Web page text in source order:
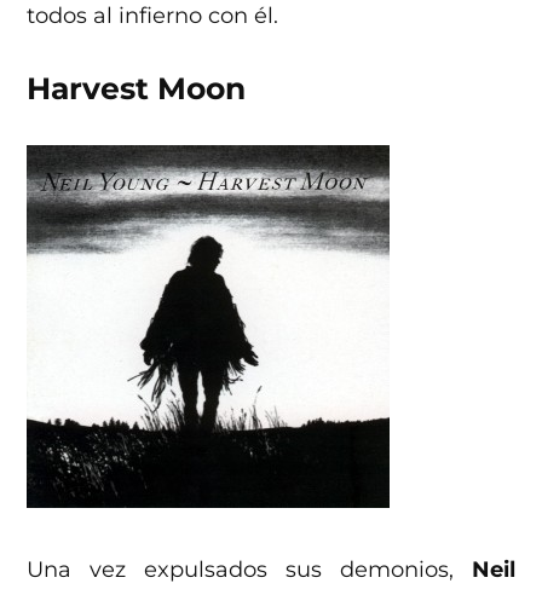
todos al infierno con él.
Harvest Moon
Una vez expulsados sus demonios, Neil